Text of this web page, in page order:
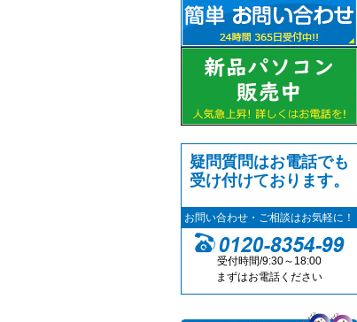
疑問質問はお電話でも
受け付けております。
お問い合わせ・ご相談はお気軽に！
受付時間/9:30～18:00
まずはお電話ください